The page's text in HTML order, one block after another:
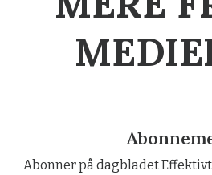
Abonner på dagbladet